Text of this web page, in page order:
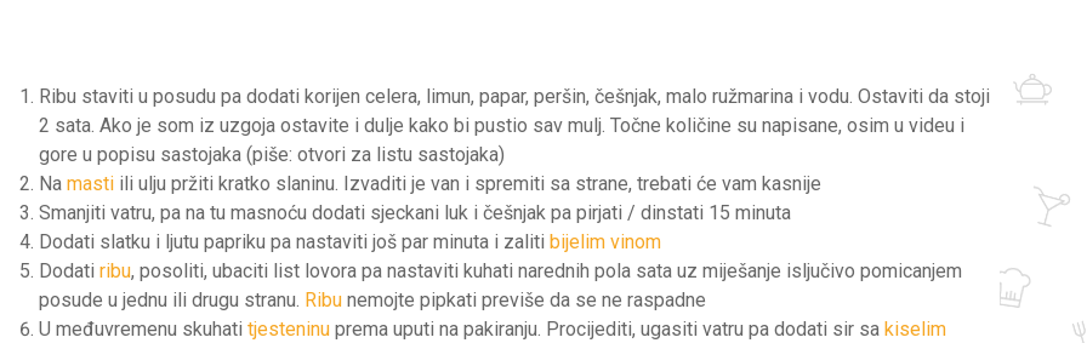
Ribu staviti u posudu pa dodati korijen celera, limun, papar, peršin, češnjak, malo ružmarina i vodu. Ostaviti da stoji
2 sata. Ako je som iz uzgoja ostavite i dulje kako bi pustio sav mulj. Točne količine su napisane, osim u videu i
gore u popisu sastojaka (piše: otvori za listu sastojaka)
Na masti ili ulju pržiti kratko slaninu. Izvaditi je van i spremiti sa strane, trebati će vam kasnije
Smanjiti vatru, pa na tu masnoću dodati sjeckani luk i češnjak pa pirjati / dinstati 15 minuta
Dodati slatku i ljutu papriku pa nastaviti još par minuta i zaliti bijelim vinom
Dodati ribu, posoliti, ubaciti list lovora pa nastaviti kuhati narednih pola sata uz miješanje isljučivo pomicanjem
posude u jednu ili drugu stranu. Ribu nemojte pipkati previše da se ne raspadne
U međuvremenu skuhati tjesteninu prema uputi na pakiranju. Procijediti, ugasiti vatru pa dodati sir sa kiselim